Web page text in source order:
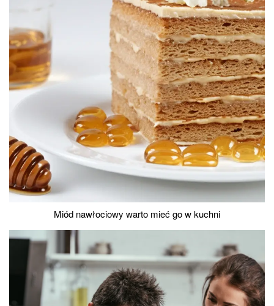
Miód nawłociowy warto mieć go w kuchni